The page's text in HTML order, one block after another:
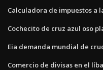
Calculadora de impuestos a
Cochecito de cruz azul oso
Eia demanda mundial de
Comercio de divisas en el